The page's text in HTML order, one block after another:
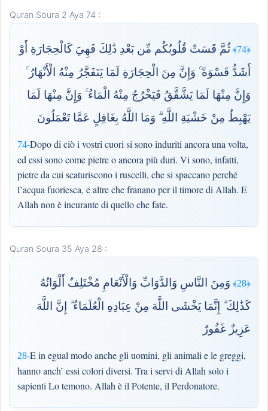
Quran Soura 2 Aya 74 :
﴿74﴾
ثُمَّ قَسَتْ قُلُوبُكُم مِّن بَعْدِ ذَٰلِكَ فَهِيَ كَالْحِجَارَةِ أَوْ
أَشَدُّ قَسْوَةً ۚ وَإِنَّ مِنَ الْحِجَارَةِ لَمَا يَتَفَجَّرُ مِنْهُ الْأَنْهَارُ ۚ
وَإِنَّ مِنْهَا لَمَا يَشَّقَّقُ فَيَخْرُجُ مِنْهُ الْمَاءُ ۚ وَإِنَّ مِنْهَا لَمَا
يَهْبِطُ مِنْ خَشْيَةِ اللَّهِ ۗ وَمَا اللَّهُ بِغَافِلٍ عَمَّا تَعْمَلُونَ
74-Dopo di ciò i vostri cuori si sono induriti ancora una volta,
ed essi sono come pietre o ancora più duri. Vi sono, infatti,
pietre da cui scaturiscono i ruscelli, che si spaccano perché
l’acqua fuoriesca, e altre che franano per il timore di Allah. E
Allah non è incurante di quello che fate.
Quran Soura 35 Aya 28 :
﴿28﴾
وَمِنَ النَّاسِ وَالدَّوَابِّ وَالْأَنْعَامِ مُخْتَلِفٌ أَلْوَانُهُ
كَذَٰلِكَ ۗ إِنَّمَا يَخْشَى اللَّهَ مِنْ عِبَادِهِ الْعُلَمَاءُ ۗ إِنَّ اللَّهَ
عَزِيزٌ غَفُورٌ
28-E in egual modo anche gli uomini, gli animali e le greggi,
hanno anch’ essi colori diversi. Tra i servi di Allah solo i
sapienti Lo temono. Allah è il Potente, il Perdonatore.